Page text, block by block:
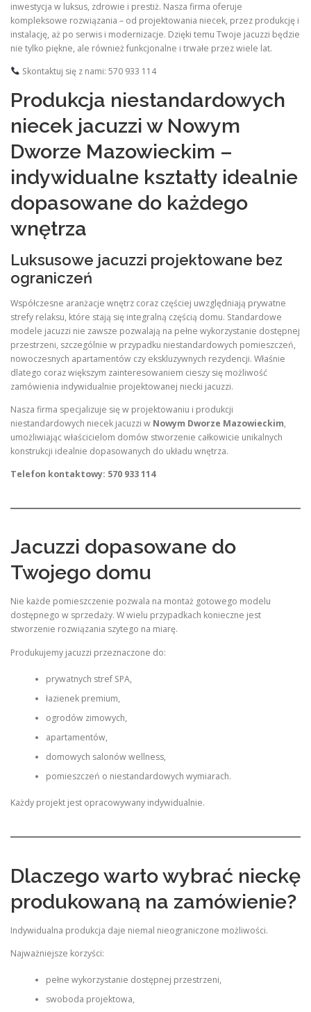
inwestycja w luksus, zdrowie i prestiż. Nasza firma oferuje
kompleksowe rozwiązania – od projektowania niecek, przez produkcję i
instalację, aż po serwis i modernizacje. Dzięki temu Twoje jacuzzi będzie
nie tylko piękne, ale również funkcjonalne i trwałe przez wiele lat.
Skontaktuj się z nami: 570 933 114
Produkcja niestandardowych
niecek jacuzzi w Nowym
Dworze Mazowieckim –
indywidualne kształty idealnie
dopasowane do każdego
wnętrza
Luksusowe jacuzzi projektowane bez
ograniczeń
Współczesne aranżacje wnętrz coraz częściej uwzględniają prywatne
strefy relaksu, które stają się integralną częścią domu. Standardowe
modele jacuzzi nie zawsze pozwalają na pełne wykorzystanie dostępnej
przestrzeni, szczególnie w przypadku niestandardowych pomieszczeń,
nowoczesnych apartamentów czy ekskluzywnych rezydencji. Właśnie
dlatego coraz większym zainteresowaniem cieszy się możliwość
zamówienia indywidualnie projektowanej niecki jacuzzi.
Nasza firma specjalizuje się w projektowaniu i produkcji
niestandardowych niecek jacuzzi w Nowym Dworze Mazowieckim,
umożliwiając właścicielom domów stworzenie całkowicie unikalnych
konstrukcji idealnie dopasowanych do układu wnętrza.
Telefon kontaktowy: 570 933 114
Jacuzzi dopasowane do
Twojego domu
Nie każde pomieszczenie pozwala na montaż gotowego modelu
dostępnego w sprzedaży. W wielu przypadkach konieczne jest
stworzenie rozwiązania szytego na miarę.
Produkujemy jacuzzi przeznaczone do:
prywatnych stref SPA,
łazienek premium,
ogrodów zimowych,
apartamentów,
domowych salonów wellness,
pomieszczeń o niestandardowych wymiarach.
Każdy projekt jest opracowywany indywidualnie.
Dlaczego warto wybrać nieckę
produkowaną na zamówienie?
Indywidualna produkcja daje niemal nieograniczone możliwości.
Najważniejsze korzyści:
pełne wykorzystanie dostępnej przestrzeni,
swoboda projektowa,